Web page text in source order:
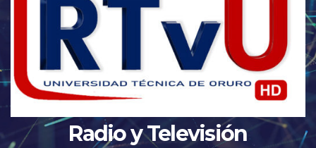
Radio y Televisión